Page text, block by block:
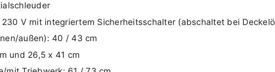
V mit integriertem Sicherheitsschalter (abschaltet bei
außen): 40 / 43 cm
und 26,5 x 41 cm